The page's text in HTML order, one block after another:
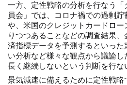
一方、定性戦略の分析を行なう
員会」では、コロナ禍での過剰
や、米国のクレジットカードロ
りつつあることなどの調査結果
済指標データを予測するといっ
い分析など様々な観点から議論
長く継続しないという判断を行な
景気減速に備えるために定性戦略